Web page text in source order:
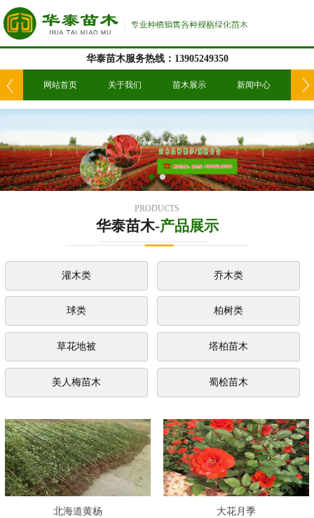
华泰苗木服务热线：13905249350
们 网站首页 关于我们 苗木展示 新闻中心 工
PRODUCTS
华泰苗木-产品展示
灌木类 乔木类
球类 柏树类
草花地被 塔柏苗木
美人梅苗木 蜀桧苗木
北海道黄杨 大花月季